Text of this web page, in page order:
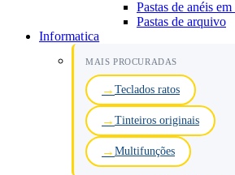
Pastas de anéis
Pastas de arquivo
Informatica
MAIS PROCURADAS
Teclados ratos
Tinteiros originais
Multifunções